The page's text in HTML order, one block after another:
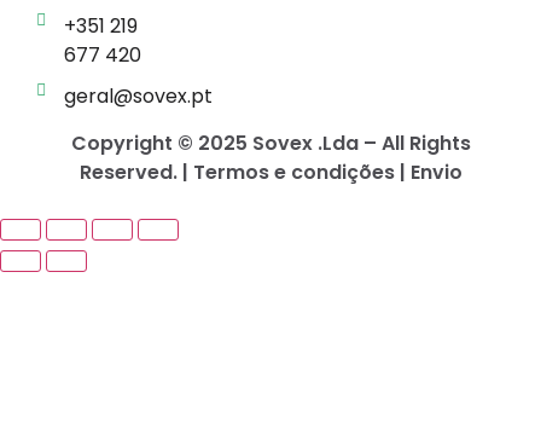
+351 219
677 420
geral@sovex.pt
Copyright © 2025 Sovex .Lda – All Rights
Reserved. | Termos e condições | Envio